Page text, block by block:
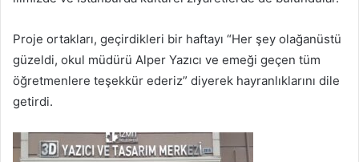
Proje ortakları, geçirdikleri bir haftayı “Her şey olağanüstü
güzeldi, okul müdürü Alper Yazıcı ve emeği geçen tüm
öğretmenlere teşekkür ederiz” diyerek hayranlıklarını dile
getirdi.